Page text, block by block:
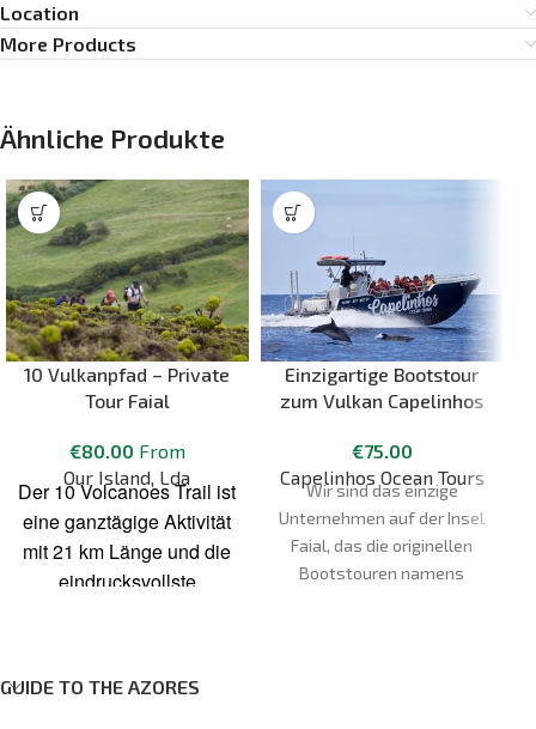
Location
More Products
Ähnliche Produkte
10 Vulkanpfad – Private
Tour Faial
€80.00 From
Our Island, Lda
Der 10 Volcanoes Trail ist
eine ganztägige Aktivität
mit 21 km Länge und die
eindrucksvollste
von der Insel sehen. Die
Einzigartige Bootstour
zum Vulkan Capelinhos
€75.00
Capelinhos Ocean Tours
Wir sind das einzige
Unternehmen auf der Insel
Faial, das die originellen
Bootstouren namens
GUIDE TO THE AZORES